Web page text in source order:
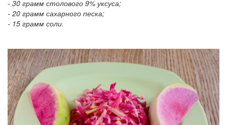
- 30 грамм столового 9% уксуса;
- 20 грамм сахарного песка;
- 15 грамм соли.